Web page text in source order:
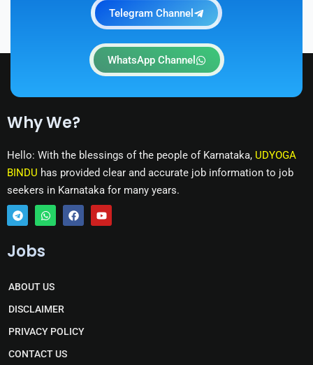
Telegram Channel
WhatsApp Channel
Why We?
Hello: With the blessings of the people of Karnataka, UDYOGA
BINDU has provided clear and accurate job information to job
seekers in Karnataka for many years.
T
l
r
a
m
W
a
a
p
p
F Y
Jobs
ABOUT US
DISCLAIMER
PRIVACY POLICY
CONTACT US